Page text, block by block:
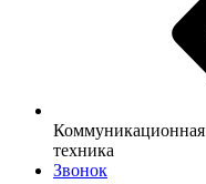
Коммуникационная
техника
Звонок